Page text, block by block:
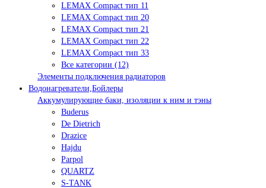
LEMAX Compact тип 11
LEMAX Compact тип 20
LEMAX Compact тип 21
LEMAX Compact тип 22
LEMAX Compact тип 33
Все категории (12)
Элементы подключения радиаторов
Водонагреватели,Бойлеры
Аккумулирующие баки, изоляции к ним и тэны
Buderus
De Dietrich
Drazice
Hajdu
Parpol
QUARTZ
S-TANK